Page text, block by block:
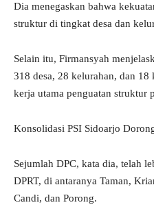
Dia menegaskan bahwa
struktur di tingkat desa dan
Selain itu, Firmansyah
318 desa, 28 kelurahan, dan 18
kerja utama penguatan struktur
Konsolidasi PSI Sidoarjo
Sejumlah DPC, kata dia, telah
DPRT, di antaranya Taman,
Candi, dan Porong.